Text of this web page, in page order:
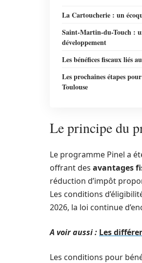
La Cartoucherie : un
Saint-Martin-du-Touch :
développement
Les bénéfices fiscaux liés
Les prochaines étapes
Toulouse
Le principe du
Le programme Pinel a
offrant des avantages
réduction d’impôt
Les conditions
2026, la loi continue
A voir aussi : Les
Les conditions pour